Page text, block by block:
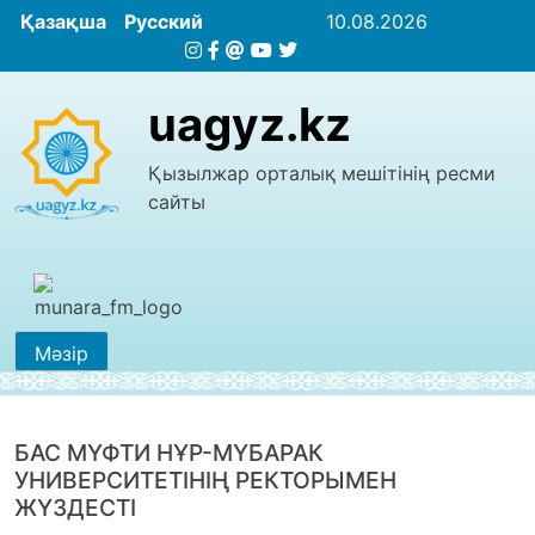
Қазақша Русский 10.08.2026
uagyz.kz
Қызылжар орталық мешітінің ресми
сайты
Мәзір
БАС МҮФТИ НҰР-МҮБАРАК
УНИВЕРСИТЕТІНІҢ РЕКТОРЫМЕН
ЖҮЗДЕСТІ